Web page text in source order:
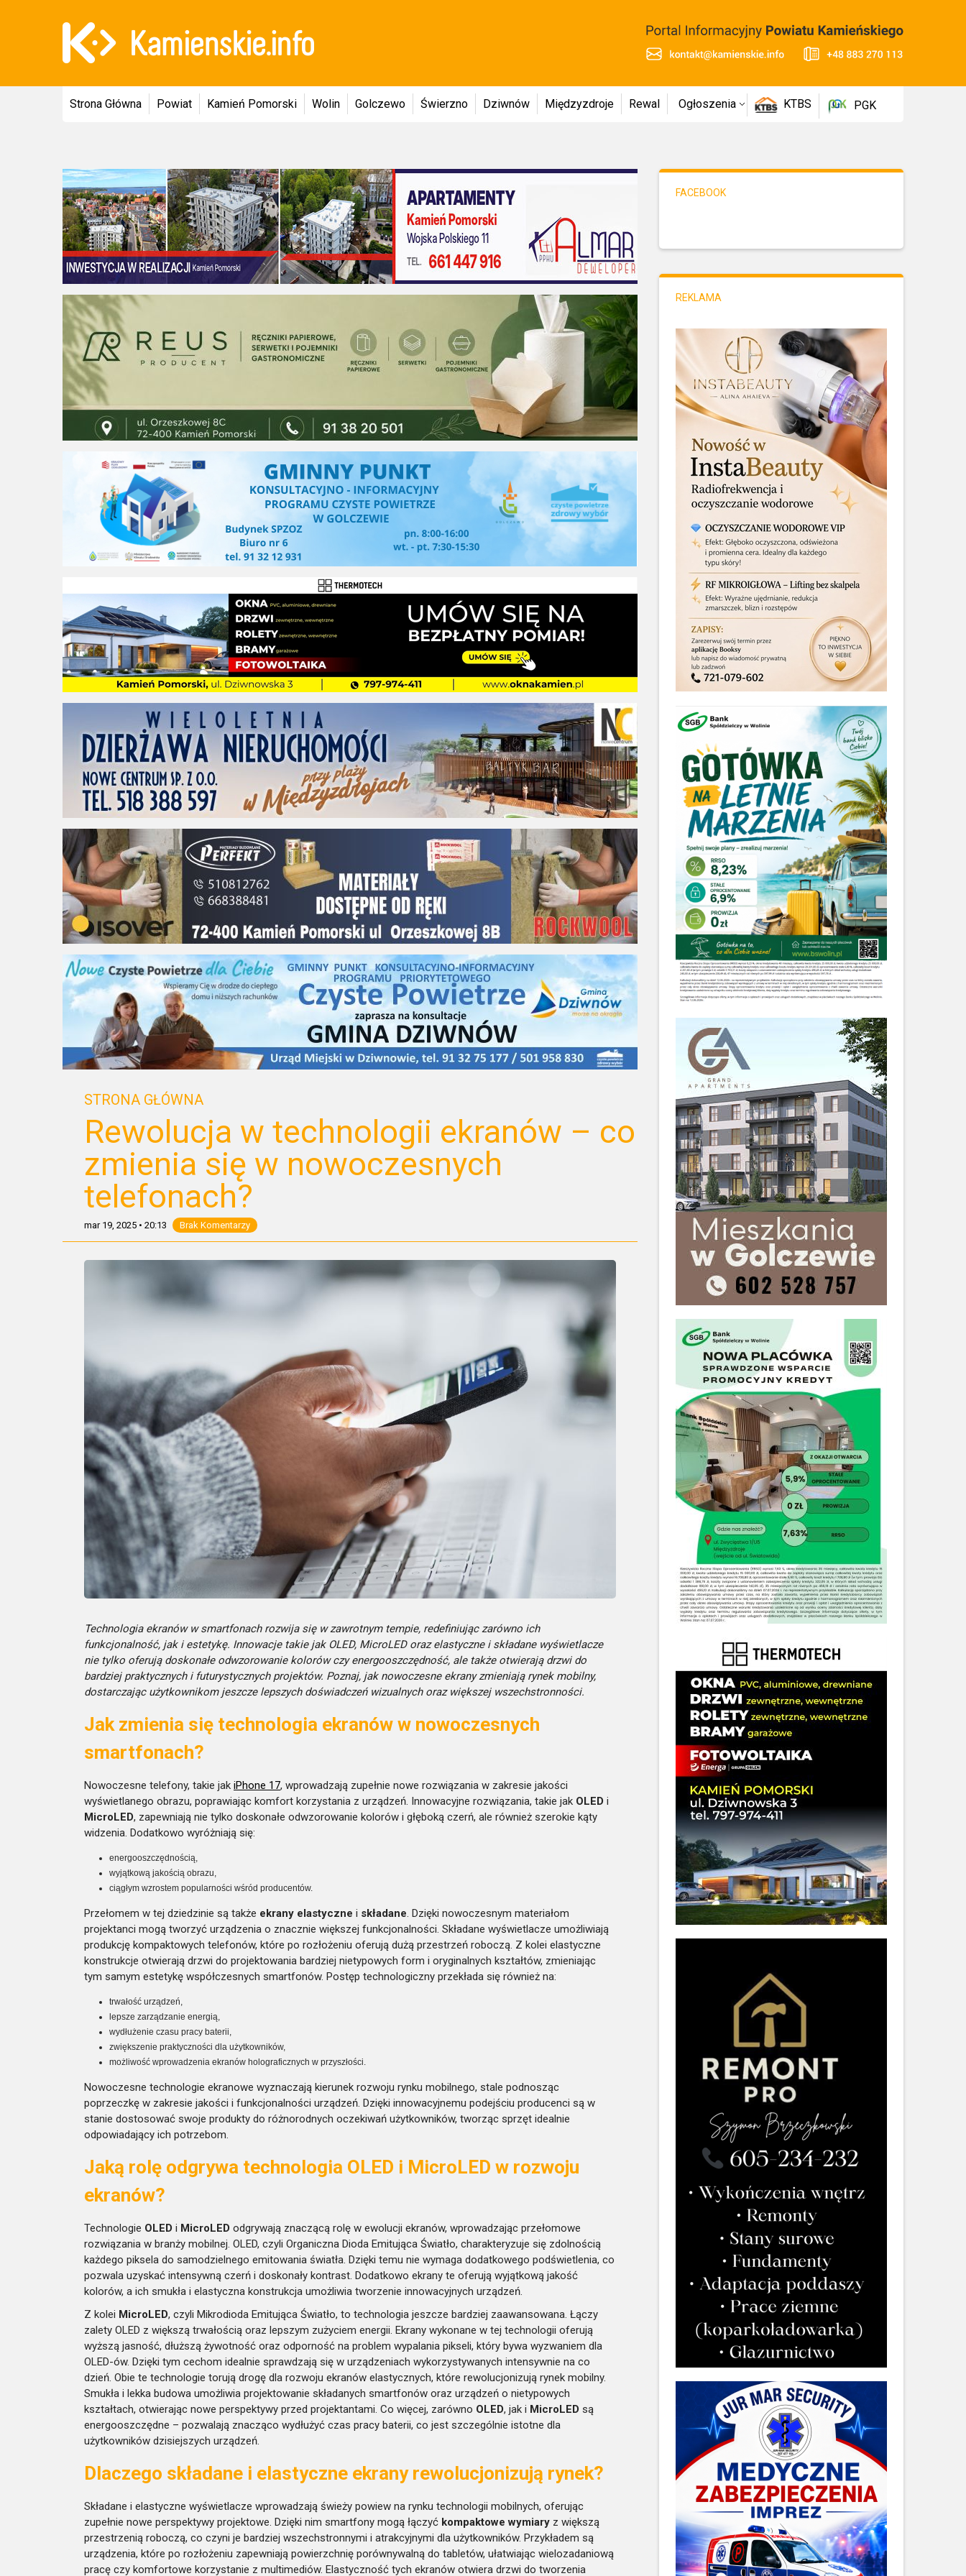
Strona Główna Powiat Kamień Pomorski Wolin Golczewo Świerzno Dziwnów Międzyzdroje Rewal Ogłoszenia KTBS PGK
STRONA GŁÓWNA
Rewolucja w technologii ekranów – co
zmienia się w nowoczesnych
telefonach?
mar 19, 2025 • 20:13 Brak Komentarzy
Technologia ekranów w smartfonach rozwija się w zawrotnym tempie, redefiniując zarówno ich
funkcjonalność, jak i estetykę. Innowacje takie jak OLED, MicroLED oraz elastyczne i składane wyświetlacze
nie tylko oferują doskonałe odwzorowanie kolorów czy energooszczędność, ale także otwierają drzwi do
bardziej praktycznych i futurystycznych projektów. Poznaj, jak nowoczesne ekrany zmieniają rynek mobilny,
dostarczając użytkownikom jeszcze lepszych doświadczeń wizualnych oraz większej wszechstronności.
Jak zmienia się technologia ekranów w nowoczesnych
smartfonach?
Nowoczesne telefony, takie jak iPhone 17, wprowadzają zupełnie nowe rozwiązania w zakresie jakości
wyświetlanego obrazu, poprawiając komfort korzystania z urządzeń. Innowacyjne rozwiązania, takie jak OLED i
MicroLED, zapewniają nie tylko doskonałe odwzorowanie kolorów i głęboką czerń, ale również szerokie kąty
widzenia. Dodatkowo wyróżniają się:
energooszczędnością,
wyjątkową jakością obrazu,
ciągłym wzrostem popularności wśród producentów.
Przełomem w tej dziedzinie są także ekrany elastyczne i składane. Dzięki nowoczesnym materiałom
projektanci mogą tworzyć urządzenia o znacznie większej funkcjonalności. Składane wyświetlacze umożliwiają
produkcję kompaktowych telefonów, które po rozłożeniu oferują dużą przestrzeń roboczą. Z kolei elastyczne
konstrukcje otwierają drzwi do projektowania bardziej nietypowych form i oryginalnych kształtów, zmieniając
tym samym estetykę współczesnych smartfonów. Postęp technologiczny przekłada się również na:
trwałość urządzeń,
lepsze zarządzanie energią,
wydłużenie czasu pracy baterii,
zwiększenie praktyczności dla użytkowników,
możliwość wprowadzenia ekranów holograficznych w przyszłości.
Nowoczesne technologie ekranowe wyznaczają kierunek rozwoju rynku mobilnego, stale podnosząc
poprzeczkę w zakresie jakości i funkcjonalności urządzeń. Dzięki innowacyjnemu podejściu producenci są w
stanie dostosować swoje produkty do różnorodnych oczekiwań użytkowników, tworząc sprzęt idealnie
odpowiadający ich potrzebom.
Jaką rolę odgrywa technologia OLED i MicroLED w rozwoju
ekranów?
Technologie OLED i MicroLED odgrywają znaczącą rolę w ewolucji ekranów, wprowadzając przełomowe
rozwiązania w branży mobilnej. OLED, czyli Organiczna Dioda Emitująca Światło, charakteryzuje się zdolnością
każdego piksela do samodzielnego emitowania światła. Dzięki temu nie wymaga dodatkowego podświetlenia, co
pozwala uzyskać intensywną czerń i doskonały kontrast. Dodatkowo ekrany te oferują wyjątkową jakość
kolorów, a ich smukła i elastyczna konstrukcja umożliwia tworzenie innowacyjnych urządzeń.
Z kolei MicroLED, czyli Mikrodioda Emitująca Światło, to technologia jeszcze bardziej zaawansowana. Łączy
zalety OLED z większą trwałością oraz lepszym zużyciem energii. Ekrany wykonane w tej technologii oferują
wyższą jasność, dłuższą żywotność oraz odporność na problem wypalania pikseli, który bywa wyzwaniem dla
OLED-ów. Dzięki tym cechom idealnie sprawdzają się w urządzeniach wykorzystywanych intensywnie na co
dzień. Obie te technologie torują drogę dla rozwoju ekranów elastycznych, które rewolucjonizują rynek mobilny.
Smukła i lekka budowa umożliwia projektowanie składanych smartfonów oraz urządzeń o nietypowych
kształtach, otwierając nowe perspektywy przed projektantami. Co więcej, zarówno OLED, jak i MicroLED są
energooszczędne – pozwalają znacząco wydłużyć czas pracy baterii, co jest szczególnie istotne dla
użytkowników dzisiejszych urządzeń.
Dlaczego składane i elastyczne ekrany rewolucjonizują rynek?
Składane i elastyczne wyświetlacze wprowadzają świeży powiew na rynku technologii mobilnych, oferując
zupełnie nowe perspektywy projektowe. Dzięki nim smartfony mogą łączyć kompaktowe wymiary z większą
przestrzenią roboczą, co czyni je bardziej wszechstronnymi i atrakcyjnymi dla użytkowników. Przykładem są
urządzenia, które po rozłożeniu zapewniają powierzchnię porównywalną do tabletów, ułatwiając wielozadaniową
pracę czy komfortowe korzystanie z multimediów. Elastyczność tych ekranów otwiera drzwi do tworzenia
FACEBOOK
REKLAMA